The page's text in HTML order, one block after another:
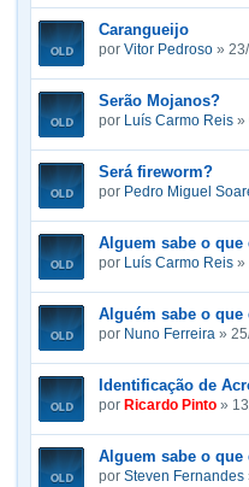
Carangueijo
por Vitor Pedroso »
Serão Mojanos?
por Luís Carmo Reis »
Será fireworm?
por Pedro Miguel
Alguem sabe o que
por Luís Carmo Reis »
Alguém sabe o que
por Nuno Ferreira »
Identificação de
por Ricardo Pinto »
Alguem sabe o que
por Steven Fernandes